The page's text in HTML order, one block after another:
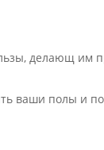
делающ им
ваши полы и